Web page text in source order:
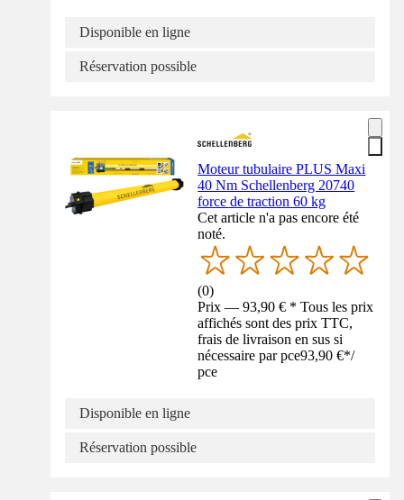
Disponible en ligne
Réservation possible
Moteur tubulaire PLUS Maxi
40 Nm Schellenberg 20740
force de traction 60 kg
Cet article n'a pas encore été
noté.
(0)
Prix — 93,90 € * Tous les prix
affichés sont des prix TTC,
frais de livraison en sus si
nécessaire par pce93,90 €*/
pce
Disponible en ligne
Réservation possible